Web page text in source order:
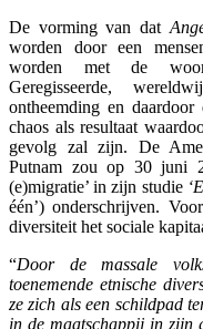
De vorming van dat
worden door een
worden met de
Geregisseerde,
ontheemding en daardoor
chaos als resultaat
gevolg zal zijn. De
Putnam zou op 30 juni
(e)migratie’ in zijn studie
één’) onderschrijven.
diversiteit het sociale
“Door de massale
toenemende etnische
ze zich als een schildpad
in de maatschappij in zijn